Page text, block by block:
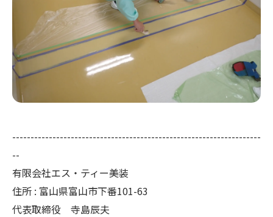
--------------------------------------------------------------------
--
有限会社エス・ティー美装
住所 : 富山県富山市下番101-63
代表取締役 寺島辰夫